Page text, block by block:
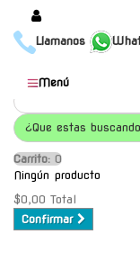
Llamanos
Productos
Populares
Categorías
Marcas
Mayoristas
Contacto
Menú
¿Que estas
Carrito: O
Ningún producto
$0,00 Total
Confirmar